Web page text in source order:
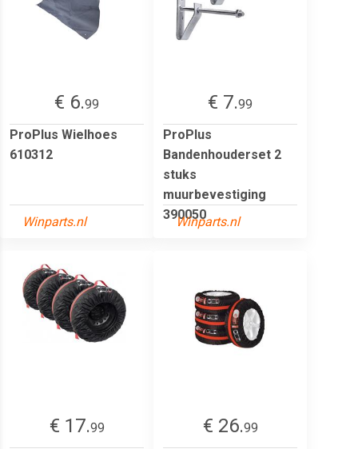
€ 6.99
ProPlus Wielhoes
610312
Winparts.nl
€ 7.99
ProPlus
Bandenhouderset 2
stuks
muurbevestiging
390050
Winparts.nl
€ 17.99
€ 26.99